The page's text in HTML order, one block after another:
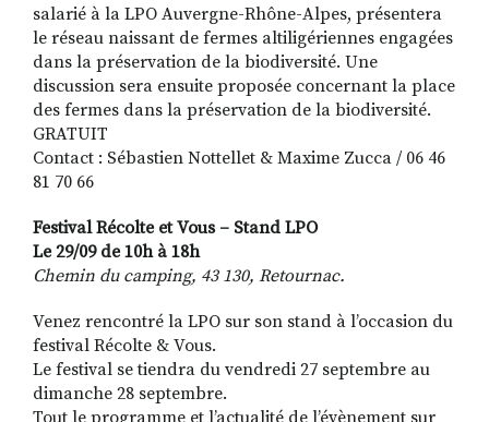
salarié à la LPO Auvergne-Rhône-Alpes, présentera
le réseau naissant de fermes altiligériennes engagées
dans la préservation de la biodiversité. Une
discussion sera ensuite proposée concernant la place
des fermes dans la préservation de la biodiversité.
GRATUIT
Contact : Sébastien Nottellet & Maxime Zucca / 06 46
81 70 66
Festival Récolte et Vous – Stand LPO
Le 29/09 de 10h à 18h
Chemin du camping, 43 130, Retournac.
Venez rencontré la LPO sur son stand à l’occasion du
festival Récolte & Vous.
Le festival se tiendra du vendredi 27 septembre au
dimanche 28 septembre.